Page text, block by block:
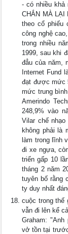
- có nhiều khả
CHẮN MÀ LẠI
theo cổ phiếu
công nghệ
trong nhiều
1999, sau khi
đẳu của năm,
Internet Fund
đạt được mức
mức trung
Amerindo
248,9% vào
Vilar chế
không phải là
làm trong lĩnh
đi xe ngựa,
triển gấp 10
tháng 2 năm
tuyên bố rằng
ty duy nhất
cuộc trong
vẫn đi lên kể
Graham:
vở tồn tại